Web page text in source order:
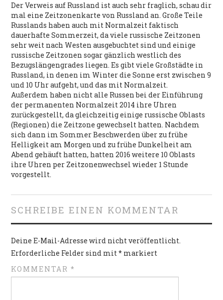
Der Verweis auf Russland ist auch sehr fraglich, schau dir
mal eine Zeitzonenkarte von Russland an. Große Teile
Russlands haben auch mit Normalzeit faktisch
dauerhafte Sommerzeit, da viele russische Zeitzonen
sehr weit nach Westen ausgebuchtet sind und einige
russische Zeitzonen sogar gänzlich westlich des
Bezugslängengrades liegen. Es gibt viele Großstädte in
Russland, in denen im Winter die Sonne erst zwischen 9
und 10 Uhr aufgeht, und das mit Normalzeit.
Außerdem haben nicht alle Russen bei der Einführung
der permanenten Normalzeit 2014 ihre Uhren
zurückgestellt, da gleichzeitig einige russische Oblasts
(Regionen) die Zeitzone gewechselt hatten. Nachdem
sich dann im Sommer Beschwerden über zu frühe
Helligkeit am Morgen und zu frühe Dunkelheit am
Abend gehäuft hatten, hatten 2016 weitere 10 Oblasts
ihre Uhren per Zeitzonenwechsel wieder 1 Stunde
vorgestellt.
SCHREIBE EINEN KOMMENTAR
Deine E-Mail-Adresse wird nicht veröffentlicht.
Erforderliche Felder sind mit* markiert
KOMMENTAR*